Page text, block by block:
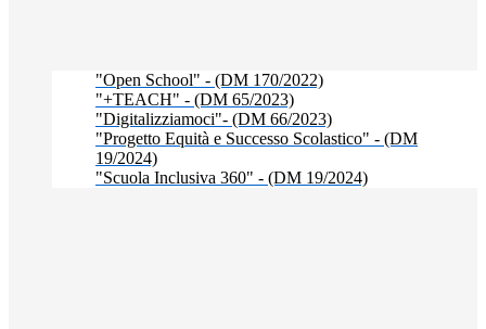
"Open School" - (DM 170/2022)
"+TEACH" - (DM 65/2023)
"Digitalizziamoci"- (DM 66/2023)
"Progetto Equità e Successo Scolastico" - (DM
19/2024)
"Scuola Inclusiva 360" - (DM 19/2024)